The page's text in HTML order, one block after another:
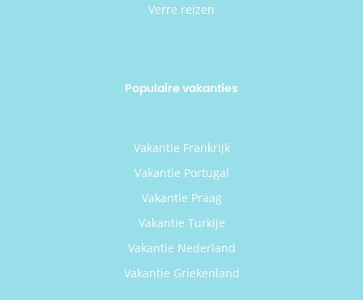
Verre reizen
Populaire vakanties
Vakantie Frankrijk
Vakantie Portugal
Vakantie Praag
Vakantie Turkije
Vakantie Nederland
Vakantie Griekenland